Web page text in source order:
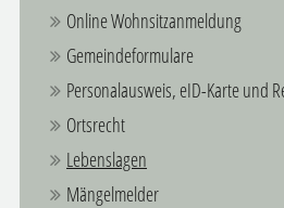
Online Wohnsitzanmeldung
Gemeindeformulare
Personalausweis, eID-Karte und
Ortsrecht
Lebenslagen
Mängelmelder